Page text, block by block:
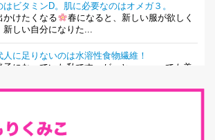
ビタミンD。肌に必要なのはオメガ３。
かけたくなる
春になると、新しい服が欲しく
新しい自分になりた...
に足りないのは水溶性食物繊維！
子になっていた私です。が、と〜〜〜っても美
は、健康維持の中でいっちばん大事！だと私
トの免...